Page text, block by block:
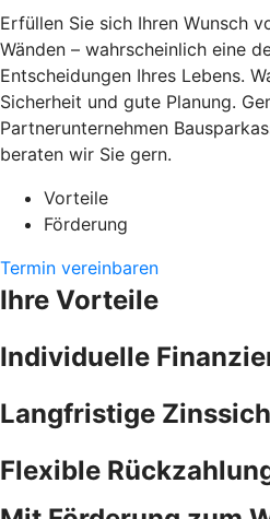
Erfüllen Sie sich Ihren Wunsch
Wänden – wahrscheinlich eine
Entscheidungen Ihres Lebens.
Sicherheit und gute Planung.
Partnerunternehmen
beraten wir Sie gern.
Vorteile
Förderung
Termin vereinbaren
Ihre Vorteile
Individuelle
Langfristige
Flexible